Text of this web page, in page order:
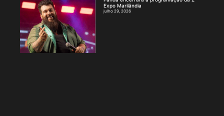
Expo Marilândia
julho 29, 2026